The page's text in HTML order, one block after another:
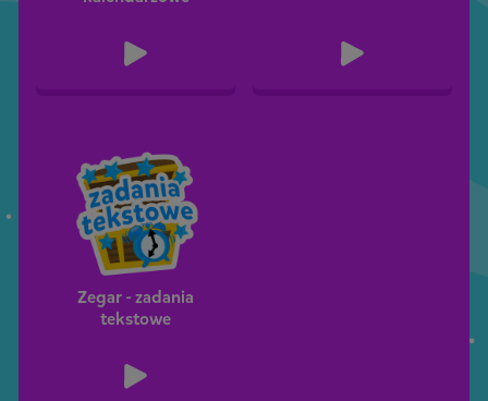
Zegar - zadania
tekstowe